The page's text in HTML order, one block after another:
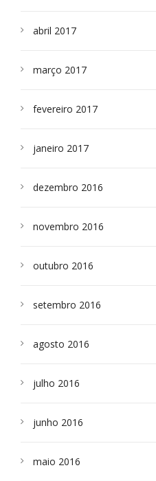
abril 2017
março 2017
fevereiro 2017
janeiro 2017
dezembro 2016
novembro 2016
outubro 2016
setembro 2016
agosto 2016
julho 2016
junho 2016
maio 2016